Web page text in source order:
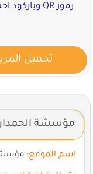
رموز QR وباركود احترافية. بلا قيود. بلا انتهاء صلاحية. للأبد.
تحميل
مؤسشة
اسم الموقع:مؤسشة